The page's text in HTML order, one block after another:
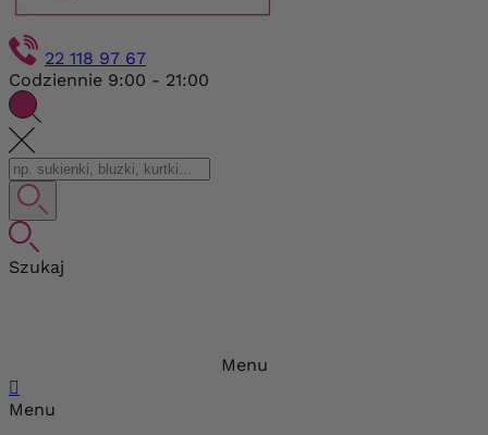
22 118 97 67
Codziennie 9:00 - 21:00
Szukaj
Menu

Menu